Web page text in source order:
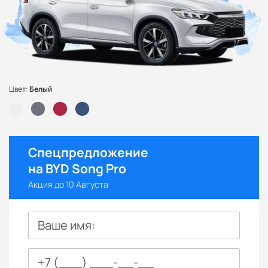
Цвет:Белый
Спецпредложение
на BYD Song Pro
Акция до 10 Августа
Ваше имя: